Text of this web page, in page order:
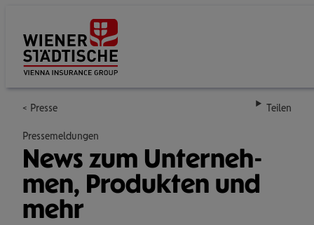
Presse Teilen
Pressemeldungen
News zum Unter­neh­
men, Pro­duk­ten und
mehr